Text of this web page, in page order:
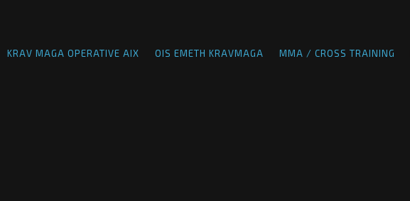
KRAV MAGA OPERATIVE AIX OIS EMETH KRAVMAGA MMA / CROSS TRAINING